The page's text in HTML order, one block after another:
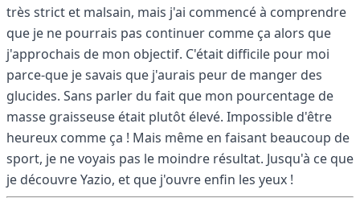
très strict et malsain, mais j'ai commencé à comprendre
que je ne pourrais pas continuer comme ça alors que
j'approchais de mon objectif. C'était difficile pour moi
parce-que je savais que j'aurais peur de manger des
glucides. Sans parler du fait que mon pourcentage de
masse graisseuse était plutôt élevé. Impossible d'être
heureux comme ça ! Mais même en faisant beaucoup de
sport, je ne voyais pas le moindre résultat. Jusqu'à ce que
je découvre Yazio, et que j'ouvre enfin les yeux !